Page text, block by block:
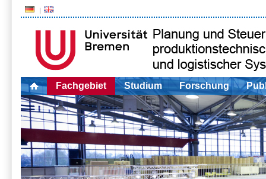
Fachgebiet Studium Forschung